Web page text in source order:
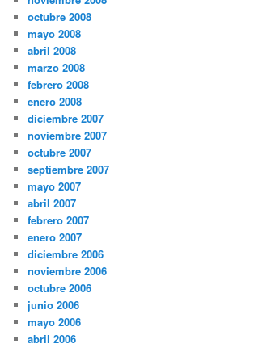
octubre 2008
mayo 2008
abril 2008
marzo 2008
febrero 2008
enero 2008
diciembre 2007
noviembre 2007
octubre 2007
septiembre 2007
mayo 2007
abril 2007
febrero 2007
enero 2007
diciembre 2006
noviembre 2006
octubre 2006
junio 2006
mayo 2006
abril 2006